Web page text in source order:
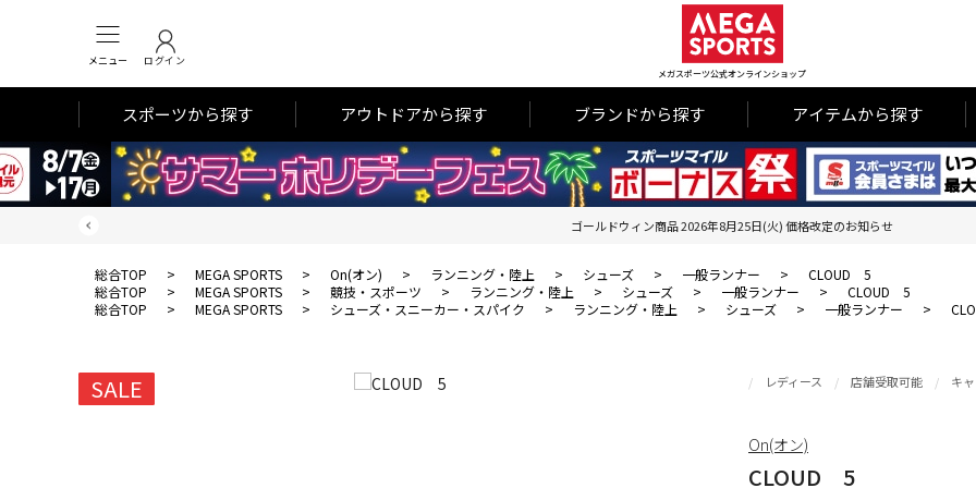
メニュー ログイン
メガスポーツ公式オンラインショップ
スポーツから探す アウトドアから探す ブランドから探す アイテムから探す
ゴールドウィン商品 2026年8月25日(火) 価格改定のお知らせ
総合TOP > MEGA SPORTS > On(オン) > ランニング・陸上 > シューズ > 一般ランナー >
CLOUD 5
総合TOP
> MEGA SPORTS > 競技・スポーツ > ランニング・陸上 > シューズ > 一般ランナー >
CLOUD 5
総合TOP
> MEGA SPORTS > シューズ・スニーカー・スパイク > ランニング・陸上 > シューズ > 一般ランナー >
SALE レディース 店舗受取可能 キ
CLOUD 5
On(オン)